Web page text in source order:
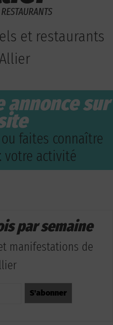
et restaurants
annonce sur
faites connaître
votre activité
par semaine
manifestations de